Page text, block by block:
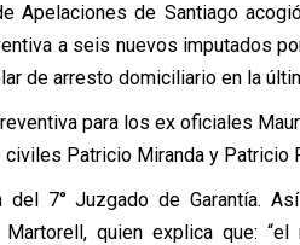
Apelaciones de Santiago
a seis nuevos imputados
de arresto domiciliario en la
para los ex oficiales
Patricio Miranda y Patricio
del 7° Juzgado de Garantía.
quien explica que: